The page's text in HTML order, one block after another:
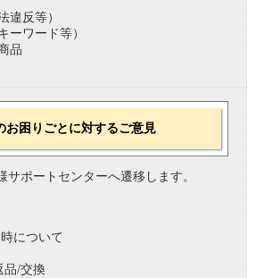
違反等）
ーワード等）
品
お困りごとに対するご意見
サポートセンターへ遷移します。
について
品/交換